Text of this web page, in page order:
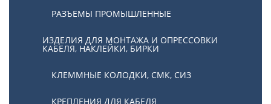
РАЗЪЕМЫ ПРОМЫШЛЕННЫЕ
ИЗДЕЛИЯ ДЛЯ МОНТАЖА И ОПРЕССОВКИ
КАБЕЛЯ, НАКЛЕЙКИ, БИРКИ
КЛЕММНЫЕ КОЛОДКИ, СМК, СИЗ
КРЕПЛЕНИЯ ДЛЯ КАБЕЛЯ